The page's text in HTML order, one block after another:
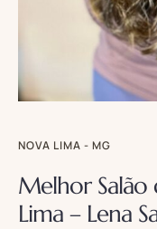
NOVA LIMA - MG
Melhor Salão
Lima – Lena